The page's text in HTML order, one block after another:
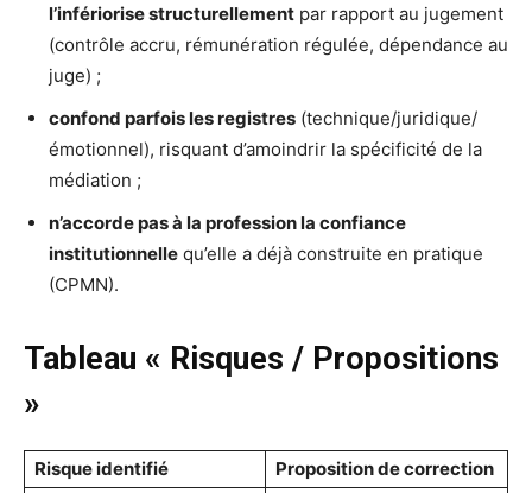
l’infériorise structurellement par rapport au jugement
(contrôle accru, rémunération régulée, dépendance au
juge) ;
confond parfois les registres (technique/juridique/
émotionnel), risquant d’amoindrir la spécificité de la
médiation ;
n’accorde pas à la profession la confiance
institutionnelle qu’elle a déjà construite en pratique
(CPMN).
Tableau « Risques / Propositions
»
Risque identifié Proposition de correction